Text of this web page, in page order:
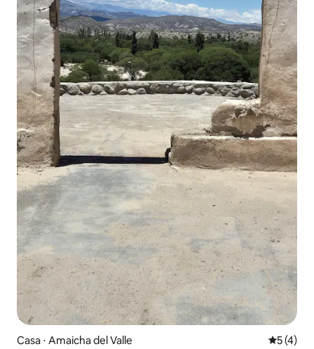
Casa ⋅ Amaicha del Valle 5 de
5 (4)